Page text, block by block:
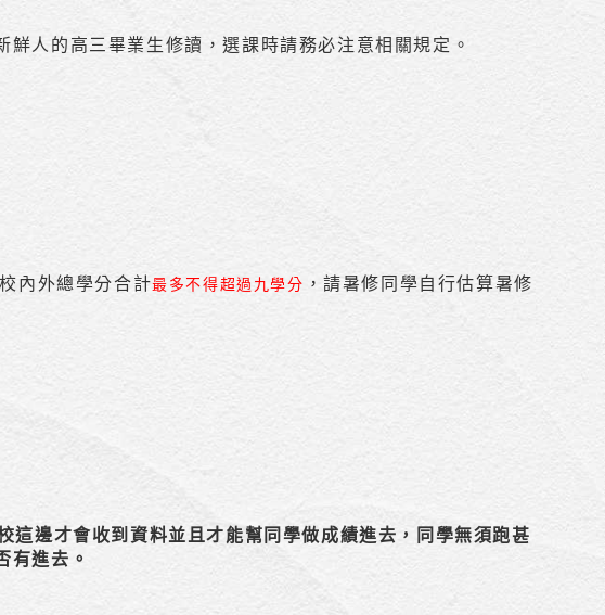
人的高三畢業生修讀，選課時請務必注意相關規定。
內外總學分合計最多不得超過九學分 ，請暑修同學自行估算暑修
邊才會收到資料並且才能幫同學做成績進去，同學無須跑甚
有進去。